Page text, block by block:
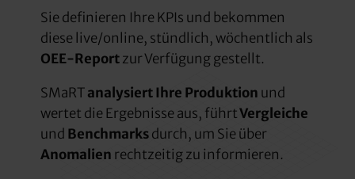
Sie definieren Ihre KPIs und bekommen
diese live/online, stündlich, wöchentlich als
OEE-Reportzur Verfügung gestellt.
SMaRTanalysiert Ihre Produktion und
wertet die Ergebnisse aus, führtVergleiche
und Benchmarksdurch, um Sie über
Anomalien rechtzeitig zu informieren.